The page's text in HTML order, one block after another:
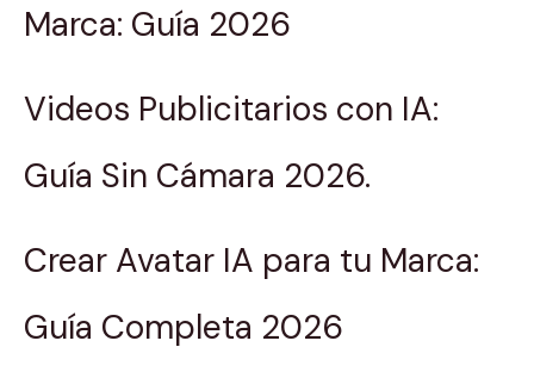
Marca: Guía 2026
Videos Publicitarios con IA:
Guía Sin Cámara 2026.
Crear Avatar IA para tu Marca:
Guía Completa 2026